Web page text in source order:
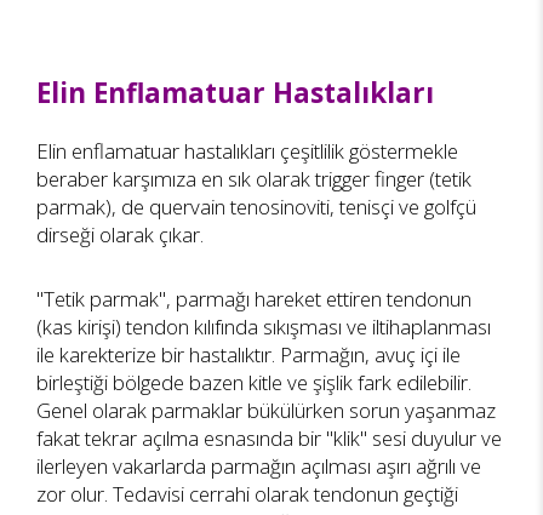
Elin Enflamatuar Hastalıkları
Elin enflamatuar hastalıkları çeşitlilik göstermekle
beraber karşımıza en sık olarak trigger finger (tetik
parmak), de quervain tenosinoviti, tenisçi ve golfçü
dirseği olarak çıkar.
"Tetik parmak", parmağı hareket ettiren tendonun
(kas kirişi) tendon kılıfında sıkışması ve iltihaplanması
ile karekterize bir hastalıktır. Parmağın, avuç içi ile
birleştiği bölgede bazen kitle ve şişlik fark edilebilir.
Genel olarak parmaklar bükülürken sorun yaşanmaz
fakat tekrar açılma esnasında bir "klik" sesi duyulur ve
ilerleyen vakarlarda parmağın açılması aşırı ağrılı ve
zor olur. Tedavisi cerrahi olarak tendonun geçtiği